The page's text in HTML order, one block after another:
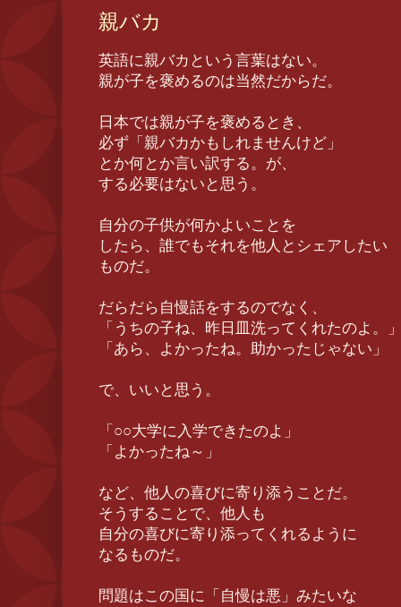
親バカ
英語に親バカという言葉はない。
親が子を褒めるのは当然だからだ。
日本では親が子を褒めるとき、
必ず「親バカかもしれませんけど」
とか何とか言い訳する。が、
する必要はないと思う。
自分の子供が何かよいことを
したら、誰でもそれを他人とシェアしたい
ものだ。
だらだら自慢話をするのでなく、
「うちの子ね、昨日皿洗ってくれたのよ。
「あら、よかったね。助かったじゃない」
で、いいと思う。
「○○大学に入学できたのよ」
「よかったね～」
など、他人の喜びに寄り添うことだ。
そうすることで、他人も
自分の喜びに寄り添ってくれるように
なるものだ。
問題はこの国に「自慢は悪」みたいな